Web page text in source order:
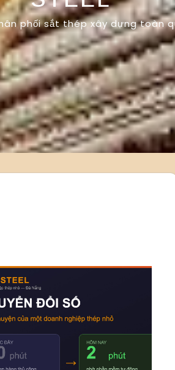
phối sắt thép xây dựng toàn